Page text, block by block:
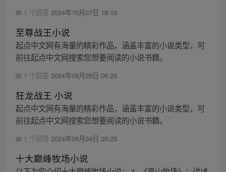
1 个回答 2024年10月07日 18:10
至尊战王小说
起点中文网有海量的精彩作品，涵盖丰富的小说类型，可
前往起点中文网搜索您想要阅读的小说书籍。
1 个回答 2024年09月26日 06:26
狂龙战王 小说
起点中文网有海量的精彩作品，涵盖丰富的小说类型，可
前往起点中文网搜索您想要阅读的小说书籍。
1 个回答 2024年09月24日 20:25
十大巅峰牧场小说